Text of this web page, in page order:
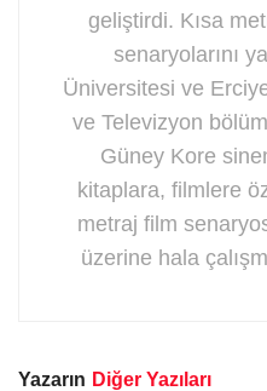
geliştirdi. Kısa
senaryolarını
Üniversitesi ve
ve Televizyon
Güney Kore
kitaplara, filmlere
metraj film
üzerine hala
Yazarın Diğer Yazıları